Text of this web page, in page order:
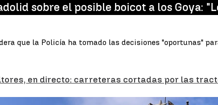
sobre el posible boicot a los Goya:
que la Policía ha tomado las decisiones "oportunas"
en directo: carreteras cortadas por las